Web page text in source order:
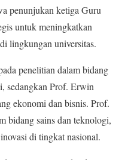
penunjukan ketiga Guru
untuk meningkatkan
lingkungan universitas.
penelitian dalam bidang
sedangkan Prof. Erwin
ekonomi dan bisnis. Prof.
bidang sains dan teknologi,
di tingkat nasional.